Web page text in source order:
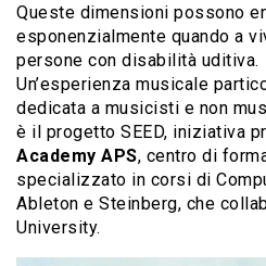
Queste dimensioni possono
esponenzialmente quando a
persone con disabilità uditiva.
Un’esperienza musicale
dedicata a musicisti e non
è il progetto SEED, iniziativa
Academy APS, centro di
specializzato in corsi di
Ableton e Steinberg, che
University.